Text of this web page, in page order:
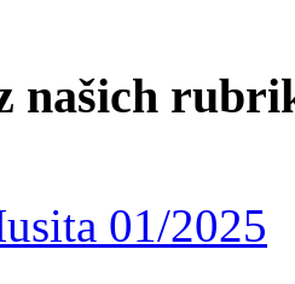
našich
01/2025